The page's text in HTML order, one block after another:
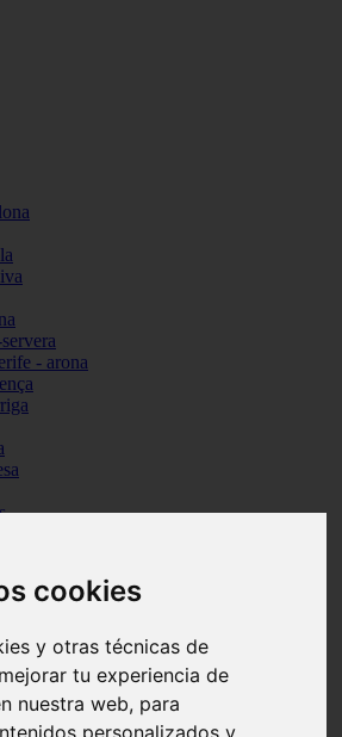
cookies
y otras técnicas de
tu experiencia de
nuestra web, para
- arona